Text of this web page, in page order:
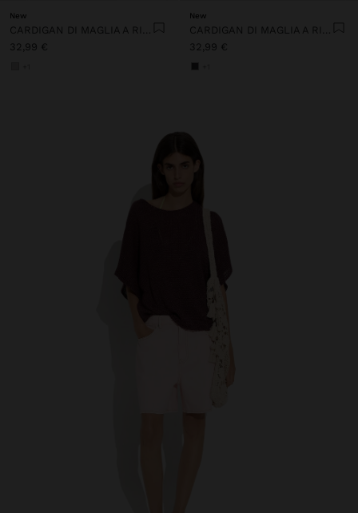
New
CARDIGAN DI MAGLIA A RIGHE
32,99 €
New
CARDIGAN DI MAGLIA A RIGHE
32,99 €